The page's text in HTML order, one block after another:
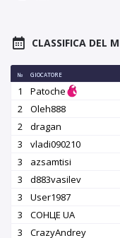
CLASSIFICA DEL
№ GIOCATORE
1 Patoche
2
Oleh888
2
dragan
3
vladi090210
3
azsamtisi
3
d883vasilev
3
User1987
3
СОНЦЕ UA
3
CrazyAndrey